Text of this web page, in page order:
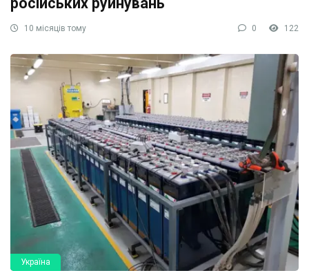
10 місяців тому 0 122
Україна